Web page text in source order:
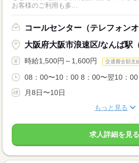
お客様のご利用も多...
コールセンター（テレフォンオ
大阪府大阪市浪速区/なんば駅
時給1,500円～1,600円 交通費全額支
08：00〜10：00 8：00〜翌10：00
月8日〜10日
もっと見る
求人詳細を見る